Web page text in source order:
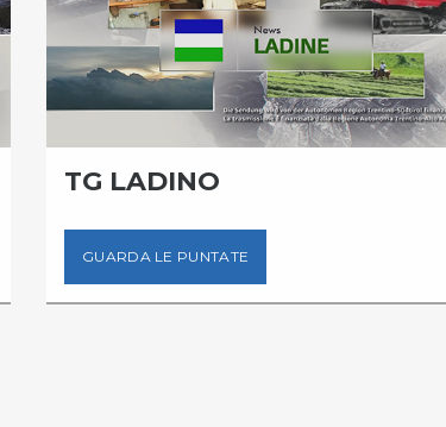
TG LADINO
GUARDA LE PUNTATE